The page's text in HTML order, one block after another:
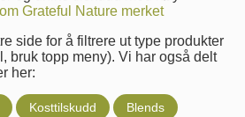
Grateful Nature merket
side for å filtrere ut type produkter
bruk topp meny). Vi har også delt
her:
Kosttilskudd Blends